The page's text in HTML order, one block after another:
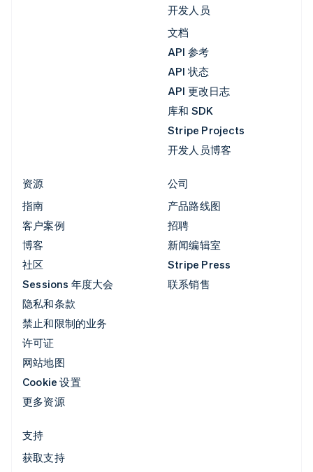
开发人员
文档
API 参考
API 状态
API 更改日志
库和 SDK
Stripe Projects
开发人员博客
资源
指南
客户案例
博客
社区
Sessions 年度大会
隐私和条款
禁止和限制的业务
许可证
网站地图
Cookie 设置
更多资源
公司
产品路线图
招聘
新闻编辑室
Stripe Press
联系销售
支持
获取支持